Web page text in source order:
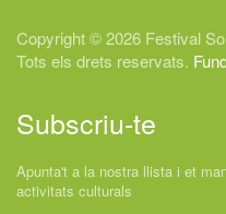
Copyright © 2026 Festival
Tots els drets reservats.
Subscriu-te
Apunta't a la nostra llista i et
activitats culturals